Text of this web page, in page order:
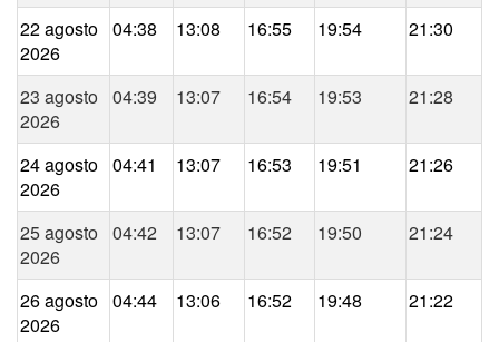
22 agosto
2026
04:38 13:08 16:55 19:54 21:30
23 agosto
2026
04:39 13:07 16:54 19:53 21:28
24 agosto
2026
04:41 13:07 16:53 19:51 21:26
25 agosto
2026
04:42 13:07 16:52 19:50 21:24
26 agosto
2026
04:44 13:06 16:52 19:48 21:22